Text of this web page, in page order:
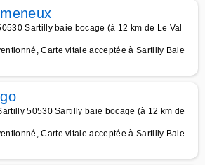
Sartilly baie bocage (à 12 km de Le Val
Carte vitale acceptée à Sartilly Baie
50530 Sartilly baie bocage (à 12 km de
Carte vitale acceptée à Sartilly Baie